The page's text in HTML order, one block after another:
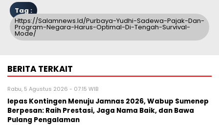
Tag :
Https://salamnews.id/purbaya-Yudhi-Sadewa-Pajak-Dan-
Program-Negara-Harus-Optimal-Di-Tengah-Survival-
Mode/
BERITA TERKAIT
Rabu, 5 Agustus 2026 - 07:15 WIB
lepas Kontingen Menuju Jamnas 2026, Wabup Sumenep
Berpesan: Raih Prestasi, Jaga Nama Baik, dan Bawa
Pulang Pengalaman